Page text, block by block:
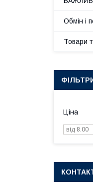
Обмін і
Товари
Ціна